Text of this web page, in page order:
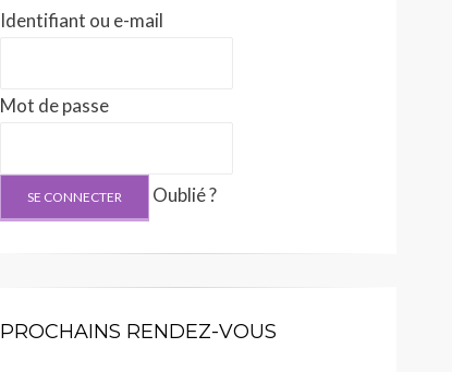
Identifiant ou e-mail
Mot de passe
Oublié ?
PROCHAINS RENDEZ-VOUS